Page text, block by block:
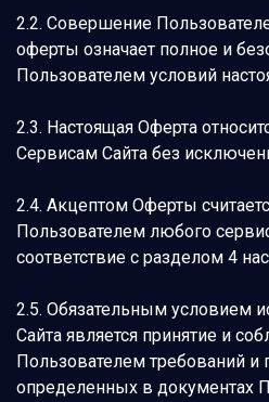
2.2. Совершение
оферты означает полное и
Пользователем условий
2.3. Настоящая Оферта
Сервисам Сайта без
2.4. Акцептом Оферты
Пользователем любого
соответствие с разделом 4
2.5. Обязательным условием
Сайта является принятие и
Пользователем требований и
определенных в документах